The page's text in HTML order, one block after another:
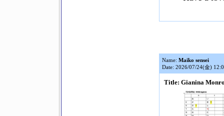
Name: Maiko sensei
Date: 2026/07/24(金)
Title: Gianina